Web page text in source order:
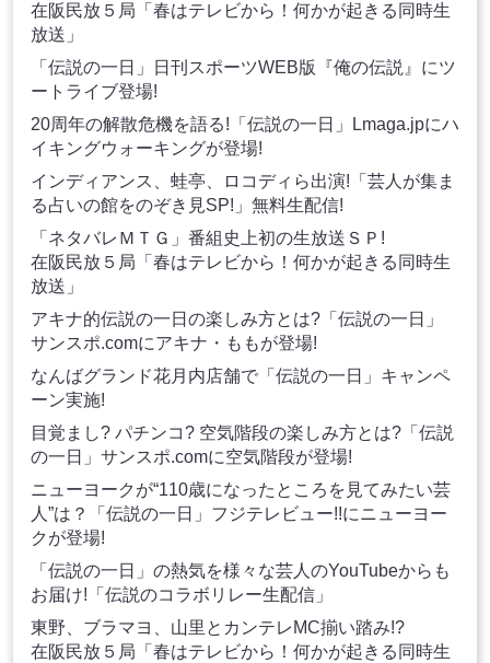
在阪民放５局「春はテレビから！何かが起きる同時生
放送」
「伝説の一日」日刊スポーツWEB版『俺の伝説』にツ
ートライブ登場!
20周年の解散危機を語る!「伝説の一日」Lmaga.jpにハ
イキングウォーキングが登場!
インディアンス、蛙亭、ロコディら出演!「芸人が集ま
る占いの館をのぞき見SP!」無料生配信!
「ネタバレＭＴＧ」番組史上初の生放送ＳＰ!
在阪民放５局「春はテレビから！何かが起きる同時生
放送」
アキナ的伝説の一日の楽しみ方とは?「伝説の一日」
サンスポ.comにアキナ・ももが登場!
なんばグランド花月内店舗で「伝説の一日」キャンペ
ーン実施!
目覚まし? パチンコ? 空気階段の楽しみ方とは?「伝説
の一日」サンスポ.comに空気階段が登場!
ニューヨークが“110歳になったところを見てみたい芸
人”は？「伝説の一日」フジテレビュー!!にニューヨー
クが登場!
「伝説の一日」の熱気を様々な芸人のYouTubeからも
お届け!「伝説のコラボリレー生配信」
東野、ブラマヨ、山里とカンテレMC揃い踏み!?
在阪民放５局「春はテレビから！何かが起きる同時生